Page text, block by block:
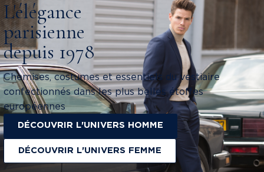
L'élégance
parisienne
depuis 1978
Chemises, costumes et essentiels du vestiaire
confectionnés dans les plus belles étoffes
européennes
DÉCOUVRIR L'UNIVERS HOMME
DÉCOUVRIR L'UNIVERS FEMME